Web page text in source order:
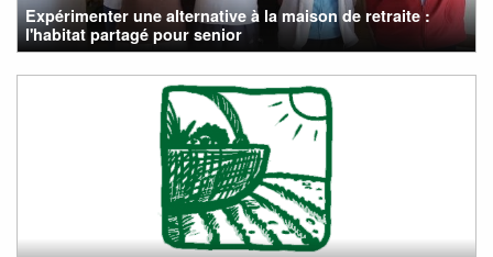
Expérimenter une alternative à la maison de retraite :
l'habitat partagé pour senior